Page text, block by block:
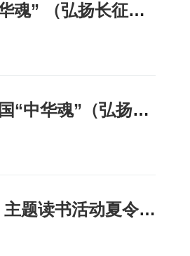
重庆市10名优秀青少年代表在全国“中华魂” （弘扬长征精神、赓续红色血脉）主题读书活动演讲成果展示中
重庆市121名优秀师生代表赴京参加全国“中华魂”（弘扬长征精神、赓续红色血脉）主题读书活动总结会暨夏
全国“中华魂”（毛泽东崇高精神风范）主题读书活动夏令营圆满结营